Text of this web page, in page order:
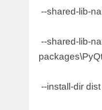
--shared-lib-
--shared-lib-
--install-dir